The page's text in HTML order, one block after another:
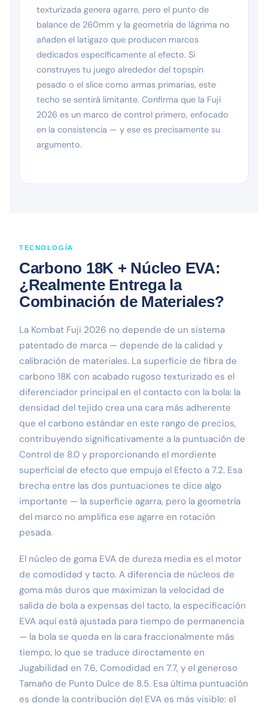
texturizada genera agarre, pero el punto de
balance de 260mm y la geometría de lágrima no
añaden el latigazo que producen marcos
dedicados específicamente al efecto. Si
construyes tu juego alrededor del topspin
pesado o el slice como armas primarias, este
techo se sentirá limitante. Confirma que la Fuji
2026 es un marco de control primero, enfocado
en la consistencia — y ese es precisamente su
argumento.
TECNOLOGÍA
Carbono 18K + Núcleo EVA:
¿Realmente Entrega la
Combinación de Materiales?
La Kombat Fuji 2026 no depende de un sistema
patentado de marca — depende de la calidad y
calibración de materiales. La superficie de fibra de
carbono 18K con acabado rugoso texturizado es el
diferenciador principal en el contacto con la bola: la
densidad del tejido crea una cara más adherente
que el carbono estándar en este rango de precios,
contribuyendo significativamente a la puntuación de
Control de 8.0 y proporcionando el mordiente
superficial de efecto que empuja el Efecto a 7.2. Esa
brecha entre las dos puntuaciones te dice algo
importante — la superficie agarra, pero la geometría
del marco no amplifica ese agarre en rotación
pesada.
El núcleo de goma EVA de dureza media es el motor
de comodidad y tacto. A diferencia de núcleos de
goma más duros que maximizan la velocidad de
salida de bola a expensas del tacto, la especificación
EVA aquí está ajustada para tiempo de permanencia
— la bola se queda en la cara fraccionalmente más
tiempo, lo que se traduce directamente en
Jugabilidad en 7.6, Comodidad en 7.7, y el generoso
Tamaño de Punto Dulce de 8.5. Esa última puntuación
es donde la contribución del EVA es más visible: el